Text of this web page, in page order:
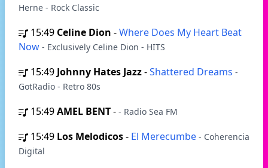
Herne - Rock Classic
15:49 Celine Dion -Where Does My Heart Beat
Now - Exclusively Celine Dion - HITS
15:49 Johnny Hates Jazz-Shattered Dreams -
GotRadio - Retro 80s
15:49AMEL BENT- - Radio Sea FM
15:49 Los Melodicos- El Merecumbe - Coherencia
Digital